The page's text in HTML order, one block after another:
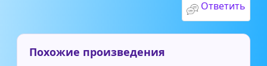
Ответить
Похожие произведения